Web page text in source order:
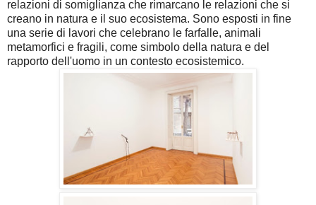
relazioni di somiglianza che rimarcano le relazioni che si
creano in natura e il suo ecosistema. Sono esposti in fine
una serie di lavori che celebrano le farfalle, animali
metamorfici e fragili, come simbolo della natura e del
rapporto dell'uomo in un contesto ecosistemico.